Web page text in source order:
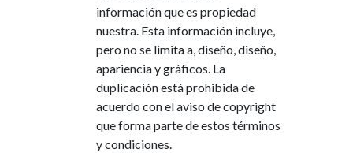
informaciónquees propiedad
nuestra. Esta información incluye,
pero no se limitaa,diseño,diseño,
aparienciaygráficos. La
duplicaciónestáprohibidade
acuerdo conelaviso decopyright
queformapartedeestos términos
ycondiciones.